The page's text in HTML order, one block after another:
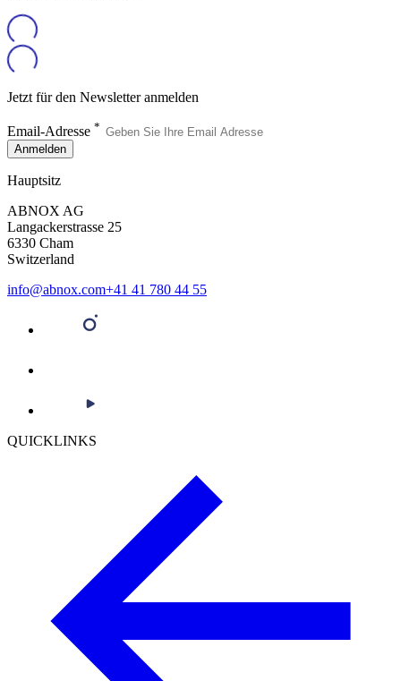
Jetzt für den Newsletter anmelden
Email-Adresse *
Anmelden
Hauptsitz
ABNOX AG
Langackerstrasse 25
6330 Cham
Switzerland
info@abnox.com+41 41 780 44 55
QUICKLINKS